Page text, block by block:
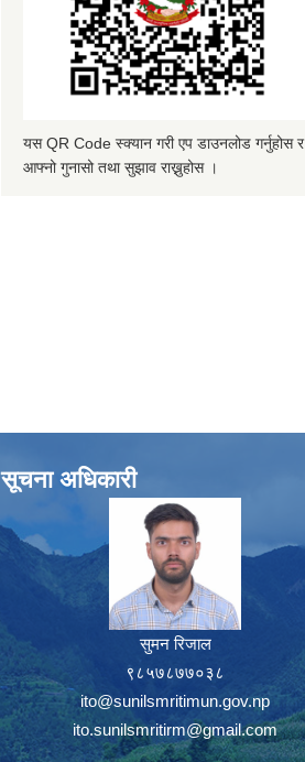
यस QR Code स्क्यान गरी एप डाउनलोड गर्नुहोस र
आफ्नो गुनासो तथा सुझाव राख्नुहोस ।
सूचना अधिकारी
सुमन रिजाल
९८५७८७७०३८
ito@sunilsmritimun.gov.np
ito.sunilsmritirm@gmail.com